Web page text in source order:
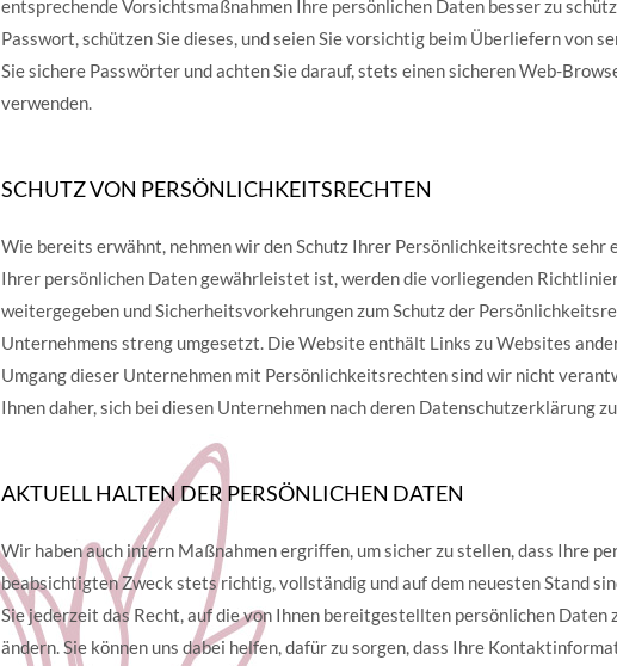
entsprechende Vorsichtsmaßnahmen Ihre persönlichen Daten besser zu
Passwort, schützen Sie dieses, und seien Sie vorsichtig beim Überliefern von
Sie sichere Passwörter und achten Sie darauf, stets einen sicheren Web-
verwenden.
SCHUTZ VON PERSÖNLICHKEITSRECHTEN
Wie bereits erwähnt, nehmen wir den Schutz Ihrer Persönlichkeitsrechte sehr
Ihrer persönlichen Daten gewährleistet ist, werden die vorliegenden
weitergegeben und Sicherheitsvorkehrungen zum Schutz der
Unternehmens streng umgesetzt. Die Website enthält Links zu Websites
Umgang dieser Unternehmen mit Persönlichkeitsrechten sind wir nicht
Ihnen daher, sich bei diesen Unternehmen nach deren Datenschutzerklärung
AKTUELL HALTEN DER PERSÖNLICHEN DATEN
Wir haben auch intern Maßnahmen ergriffen, um sicher zu stellen, dass Ihre
beabsichtigten Zweck stets richtig, vollständig und auf dem neuesten Stand
Sie jederzeit das Recht, auf die von Ihnen bereitgestellten persönlichen Daten
ändern. Sie können uns dabei helfen, dafür zu sorgen, dass Ihre